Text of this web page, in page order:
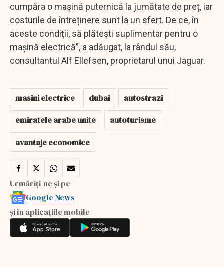
cumpăra o mașină puternică la jumătate de preț, iar
costurile de întreținere sunt la un sfert. De ce, în
aceste condiții, să plătești suplimentar pentru o
mașină electrică”, a adăugat, la rândul său,
consultantul Alf Ellefsen, proprietarul unui Jaguar.
masini electrice dubai
autostrazi
emiratele arabe unite
autoturisme
avantaje economice
Urmăriți-ne și pe
Google News
și în aplicațiile mobile